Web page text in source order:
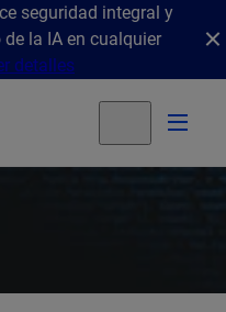
seguridad integral y
la IA en cualquier
detalles